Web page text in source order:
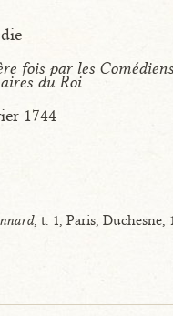
fois par les
du Roi
1744
, t. 1, Paris, Duchesne,